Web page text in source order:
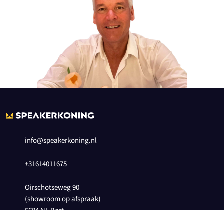
info@speakerkoning.nl
+31614011675
Oirschotseweg 90
(showroom op afspraak)